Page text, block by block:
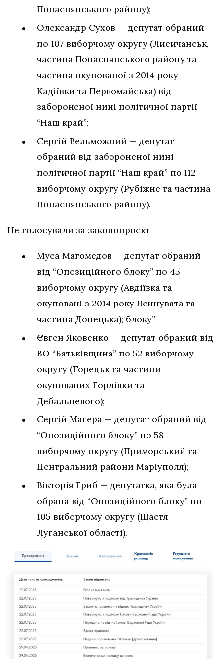
Попаснянського району);
Олександр Сухов — депутат обраний
по 107 виборчому округу (Лисичанськ,
частина Попаснянського району та
частина окупованої з 2014 року
Кадіївки та Первомайська) від
забороненої нині політичної партії
“Наш край”;
Сергій Вельможний — депутат
обраний від забороненої нині
політичної партії “Наш край” по 112
виборчому округу (Рубіжне та частина
Попаснянського району).
Не голосували за законопроєкт
Муса Магомедов — депутат обраний
від “Опозиційного блоку” по 45
виборчому округу (Авдіївка та
окуповані з 2014 року Ясинувата та
частина Донецька); блоку”
Євген Яковенко — депутат обраний від
ВО “Батьківщина” по 52 виборчому
округу (Торецьк та частини
окупованих Горлівки та
Дебальцевого);
Сергій Магера — депутат обраний від
“Опозиційного блоку” по 58
виборчому округу (Приморський та
Центральний райони Маріуполя);
Вікторія Гриб — депутатка, яка була
обрана від “Опозиційного блоку” по
105 виборчому округу (Щастя
Луганської області).